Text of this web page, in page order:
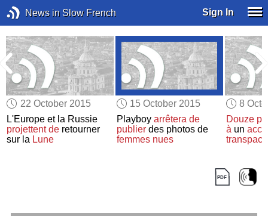
News in Slow French Sign In
22 October 2015
L'Europe et la Russie
projettent de retourner
sur la Lune
15 October 2015
Playboy arrêtera de
publierdes photos de
femmes nues
8
Douze
àun